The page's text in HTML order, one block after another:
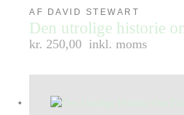
AF DAVID STEWART
Den utrolige historie
kr. 250,00 inkl. moms